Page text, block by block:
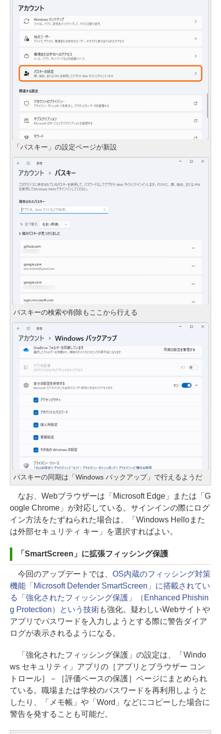
「パスキー」の設定ページが新設
パスキーの検索や削除もここから行える
パスキーの同期は「Windows バックアップ」で行えるようだ
なお、Webブラウザーは「Microsoft Edge」または「G
oogle Chrome」が対応している。サインインの際にログ
イン方法をたずねられた場合は、「Windows Helloまた
は外部セキュリティ キー」を選択すればよい。
「SmartScreen」に拡張フィッシング保護
今回のアップデートでは、 OS内蔵のフィッシング対策
機能「Microsoft Defender SmartScreen」に搭載されてい
る「強化されたフィッシング保護」（Enhanced Phishin
g Protection）という技術も強化。疑わしいWebサイトや
アプリでパスワードを入力しようとする際に警告ダイア
ログが表示されるようになる。
「強化されたフィッシング保護」の設定は、「Windo
ws セキュリティ」アプリの［アプリとブラウザー コン
トロール］－［評価ベースの保護］ページにまとめられ
ている。職場または学校のパスワードを再利用しようと
したり、「メモ帳」や「Word」などにコピーした場合に
警告を発することも可能だ。